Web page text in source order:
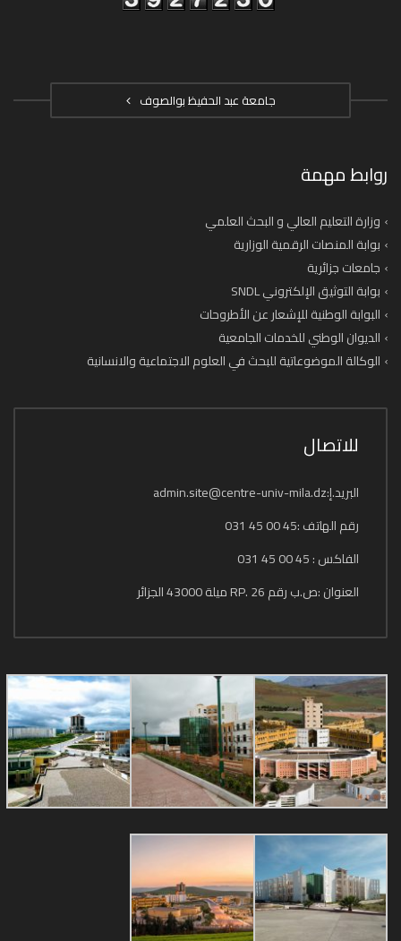
جامعة عبد الحفيظ بوالصوف
روابط مهمة
وزارة التعليم العالي و البحث العلمي
بوابة المنصات الرقمية الوزارية
جامعات جزائرية
بوابة التوثيق الإلكتروني SNDL
البوابة الوطنية للإشعار عن الأطروحات
الديوان الوطني للخدمات الجامعية
الوكالة الموضوعاتية للبحث في العلوم الاجتماعية والانسانية
للاتصال
البريد.إ:admin.site@centre-univ-mila.dz
رقم الهاتف :45 00 45 031
الفاكس : 45 00 45 031
العنوان :ص.ب رقم 26 .RP ميلة 43000 الجزائر